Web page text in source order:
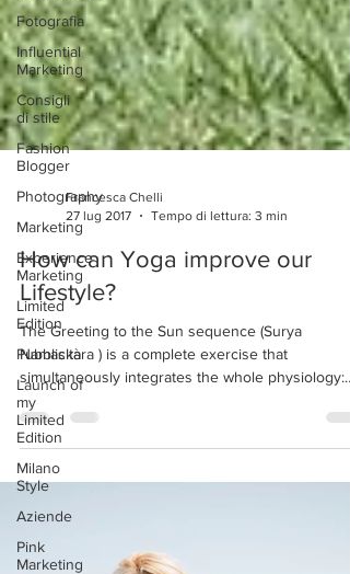
Fotografia
Influential
Marketing
Consigli
di stile
Fashion
Blogger
Photography
Marketing
Experience
Marketing
Limited
Edition
Pubblicità
Launch of
my
Limited
Edition
Milano
Style
Aziende
Pink
Marketing
Francesca Chelli
How can Yoga improve our
Lifestyle?
The Greeting to the Sun sequence (Surya
Namaskara ) is a complete exercise that
simultaneously integrates the whole physiology:
body,...